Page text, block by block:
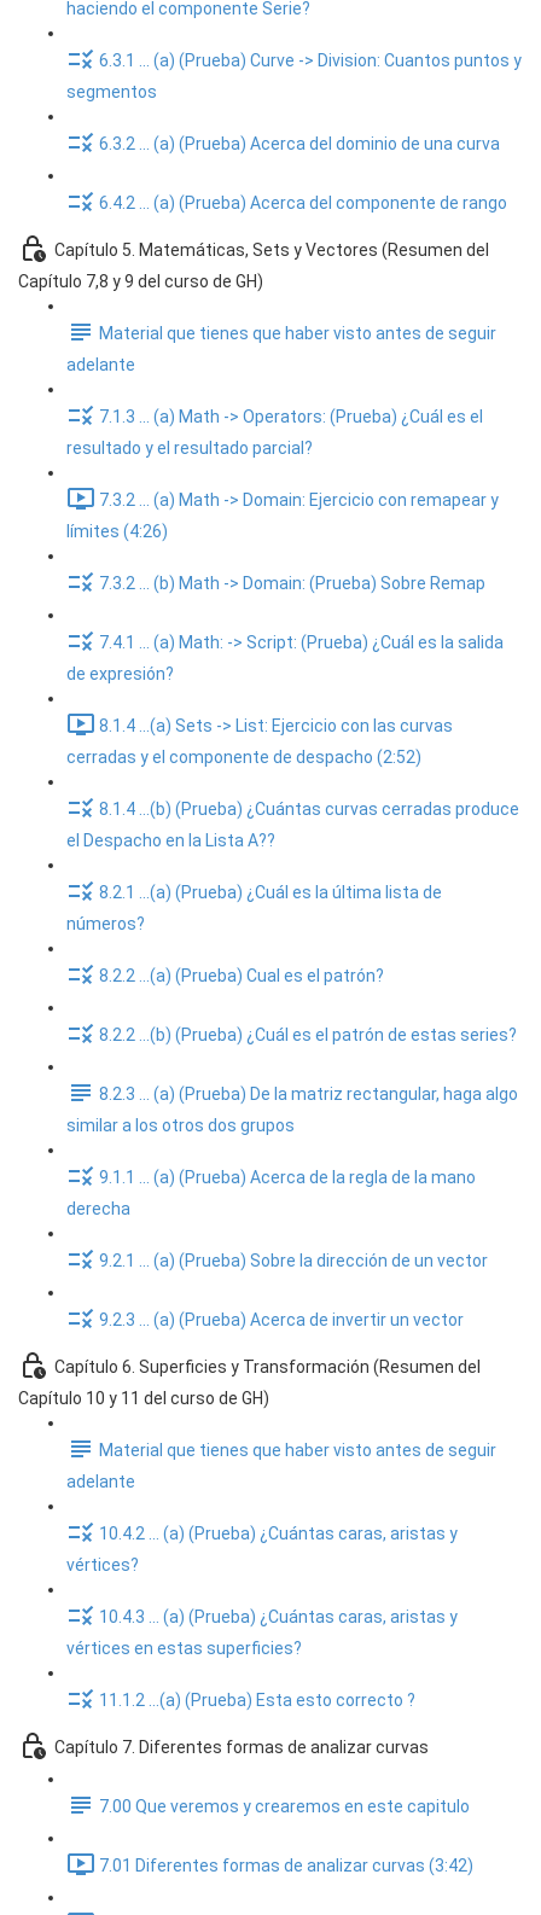
haciendo el componente Serie?
6.3.1 ... (a) (Prueba) Curve -> Division: Cuantos puntos y
segmentos
6.3.2 ... (a) (Prueba) Acerca del dominio de una curva
6.4.2 ... (a) (Prueba) Acerca del componente de rango
Capítulo 5. Matemáticas, Sets y Vectores (Resumen del
Capítulo 7,8 y 9 del curso de GH)
Material que tienes que haber visto antes de seguir
adelante
7.1.3 ... (a) Math -> Operators: (Prueba) ¿Cuál es el
resultado y el resultado parcial?
7.3.2 ... (a) Math -> Domain: Ejercicio con remapear y
límites (4:26)
7.3.2 ... (b) Math -> Domain: (Prueba) Sobre Remap
7.4.1 ... (a) Math: -> Script: (Prueba) ¿Cuál es la salida
de expresión?
8.1.4 ...(a) Sets -> List: Ejercicio con las curvas
cerradas y el componente de despacho (2:52)
8.1.4 ...(b) (Prueba) ¿Cuántas curvas cerradas produce
el Despacho en la Lista A??
8.2.1 ...(a) (Prueba) ¿Cuál es la última lista de
números?
8.2.2 ...(a) (Prueba) Cual es el patrón?
8.2.2 ...(b) (Prueba) ¿Cuál es el patrón de estas series?
8.2.3 ... (a) (Prueba) De la matriz rectangular, haga algo
similar a los otros dos grupos
9.1.1 ... (a) (Prueba) Acerca de la regla de la mano
derecha
9.2.1 ... (a) (Prueba) Sobre la dirección de un vector
9.2.3 ... (a) (Prueba) Acerca de invertir un vector
Capítulo 6. Superficies y Transformación (Resumen del
Capítulo 10 y 11 del curso de GH)
Material que tienes que haber visto antes de seguir
adelante
10.4.2 ... (a) (Prueba) ¿Cuántas caras, aristas y
vértices?
10.4.3 ... (a) (Prueba) ¿Cuántas caras, aristas y
vértices en estas superficies?
11.1.2 ...(a) (Prueba) Esta esto correcto ?
Capítulo 7. Diferentes formas de analizar curvas
7.00 Que veremos y crearemos en este capitulo
7.01 Diferentes formas de analizar curvas (3:42)